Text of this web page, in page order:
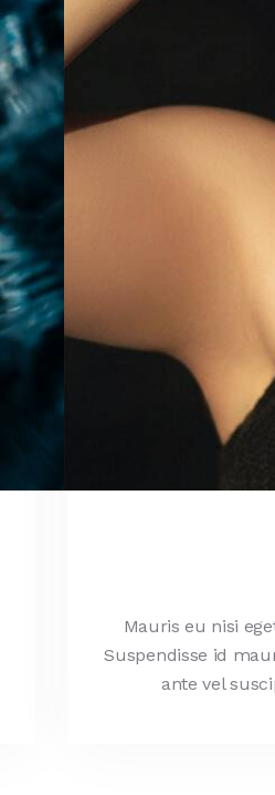
Mauris eu nisi
Suspendisse id
ante vel